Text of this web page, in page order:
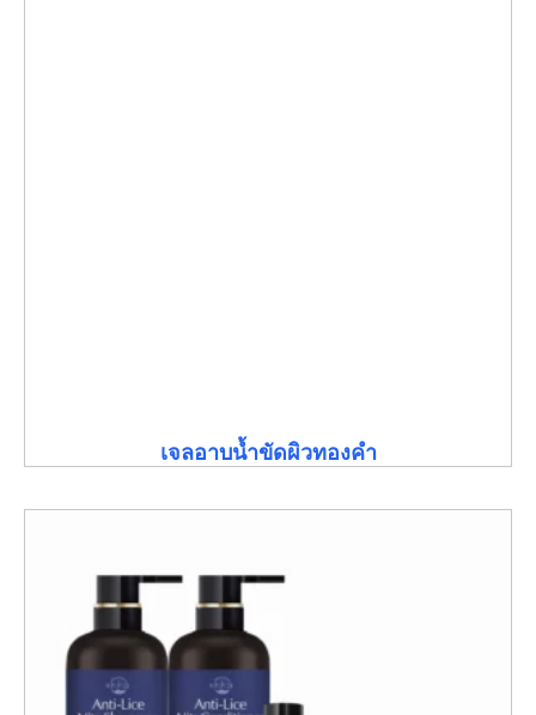
เจลอาบน้ำขัดผิวทองคำ